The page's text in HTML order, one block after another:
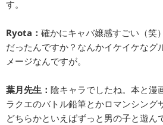
す。
Ryota： 確かにキャバ嬢感すごい（笑
だったんですか？なんかイケイケなグ
メージなんですが。
葉月先生： 陰キャラでしたね。本と漫
ラクエのバトル鉛筆とかロマンシング
どちらかといえばずっと男の子と遊ん